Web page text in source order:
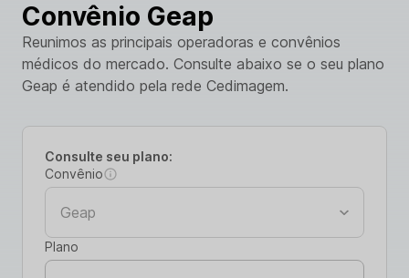
Convênio Geap
Reunimos as principais operadoras e convênios
médicos do mercado. Consulte abaixo se o seu plano
Geap é atendido pela rede Cedimagem.
Consulte seu plano:
Convênio
Plano